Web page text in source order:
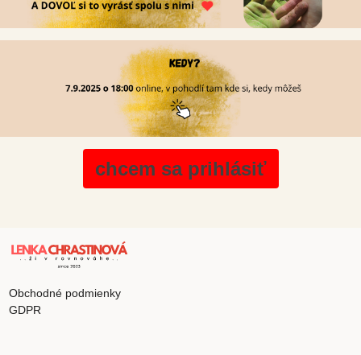
chcem sa prihlásiť
Obchodné podmienky
GDPR